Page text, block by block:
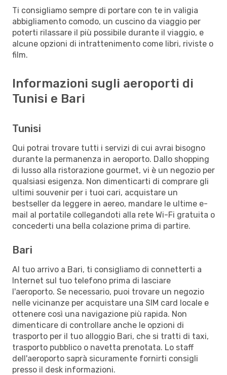
Ti consigliamo sempre di portare con te in valigia
abbigliamento comodo, un cuscino da viaggio per
poterti rilassare il più possibile durante il viaggio, e
alcune opzioni di intrattenimento come libri, riviste o
film.
Informazioni sugli aeroporti di
Tunisi e Bari
Tunisi
Qui potrai trovare tutti i servizi di cui avrai bisogno
durante la permanenza in aeroporto. Dallo shopping
di lusso alla ristorazione gourmet, vi è un negozio per
qualsiasi esigenza. Non dimenticarti di comprare gli
ultimi souvenir per i tuoi cari, acquistare un
bestseller da leggere in aereo, mandare le ultime e-
mail al portatile collegandoti alla rete Wi-Fi gratuita o
concederti una bella colazione prima di partire.
Bari
Al tuo arrivo a Bari, ti consigliamo di connetterti a
Internet sul tuo telefono prima di lasciare
l'aeroporto. Se necessario, puoi trovare un negozio
nelle vicinanze per acquistare una SIM card locale e
ottenere così una navigazione più rapida. Non
dimenticare di controllare anche le opzioni di
trasporto per il tuo alloggio Bari, che si tratti di taxi,
trasporto pubblico o navetta prenotata. Lo staff
dell'aeroporto saprà sicuramente fornirti consigli
presso il desk informazioni.